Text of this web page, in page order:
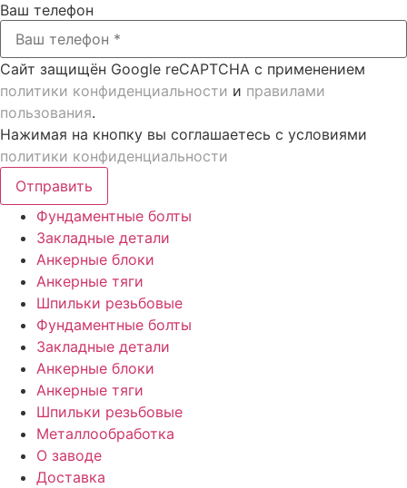
Ваш телефон
Сайт защищён Google reCAPTCHA с применением
политики конфиденциальности и правилами
пользования.
Нажимая на кнопку вы соглашаетесь с условиями
политики конфиденциальности
Отправить
Фундаментные болты
Закладные детали
Анкерные блоки
Анкерные тяги
Шпильки резьбовые
Фундаментные болты
Закладные детали
Анкерные блоки
Анкерные тяги
Шпильки резьбовые
Металлообработка
О заводе
Доставка